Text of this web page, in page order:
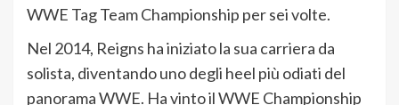
WWE Tag Team Championship per sei volte.
Nel 2014, Reigns ha iniziato la sua carriera da
solista, diventando uno degli heel più odiati del
panorama WWE. Ha vinto il WWE Championship